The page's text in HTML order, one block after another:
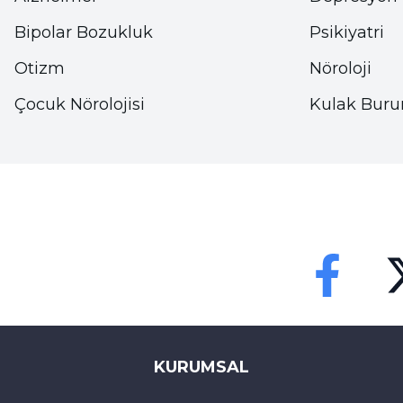
• Tuz yerine baharatlar, soğan, sarımsak, biber
• Gıda sanayisinde kullanılan ve genellikle
ürünlerin içeriği etiketlerini kontrol edin. Daha
siyah zeytin, yağlı peynir gibi günlük hayatta
Bipolar Bozukluk
Otizm
Çocuk Nörolojisi
Psikiyatri
Nöroloji
Kulak
KURUMSAL